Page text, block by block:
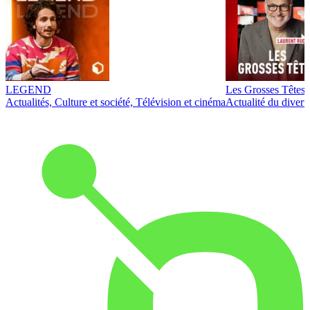
LEGEND
Actualités, Culture et société, Télévision et cinéma
Les Grosses Têtes
Actualité du